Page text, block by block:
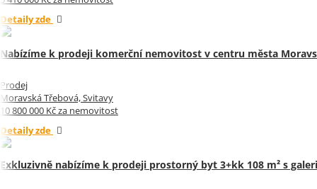
Detaily zde
Nabízíme k prodeji komerční nemovitost v centru města
Prodej
Moravská Třebová, Svitavy
10 800 000 Kč za nemovitost
Detaily zde
Exkluzivně nabízíme k prodeji prostorný byt 3+kk 108 m² s